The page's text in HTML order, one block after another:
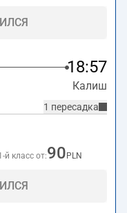
18:57
Калиш
1 пересадка
й класс от:90 PLN